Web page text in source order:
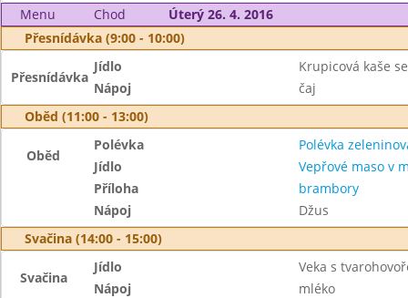
Menu
Chod
Úterý 26. 4. 2016
Přesnídávka (9:00 - 10:00)
Přesnídávka
Jídlo
Krupicová kaše
Nápoj
čaj
Oběd (11:00 - 13:00)
Oběd
Polévka
Polévka
Jídlo
Vepřové maso v
Příloha
brambory
Nápoj
Džus
Svačina (14:00 - 15:00)
Svačina
Jídlo
Veka s
Nápoj
mléko